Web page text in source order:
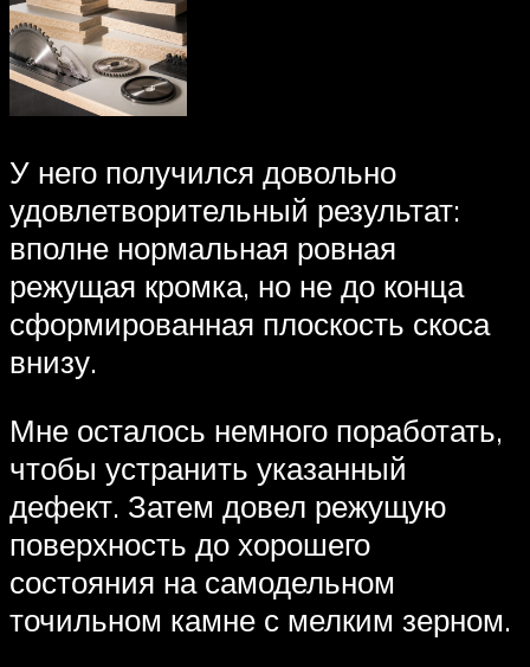
У него получился довольно
удовлетворительный результат:
вполне нормальная ровная
режущая кромка, но не до конца
сформированная плоскость скоса
внизу.
Мне осталось немного поработать,
чтобы устранить указанный
дефект. Затем довел режущую
поверхность до хорошего
состояния на самодельном
точильном камне с мелким зерном.